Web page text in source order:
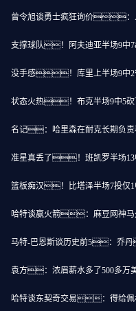
曾令旭谈勇士疯狂询价：
支撑球队！阿夫迪亚半场9中
没手感！库里上半场9中2
状态火热！布克半场9中5砍
名记：哈里森在耐克长期负责
准星真丢了！班凯罗半场13
篮板痴汉！比塔泽半场7投仅1
哈特谈赢火箭：麻豆网神马
马特-巴恩斯谈历史前5：
袁方：浓眉薪水多了500多万
哈特谈东契奇交易：得给佩